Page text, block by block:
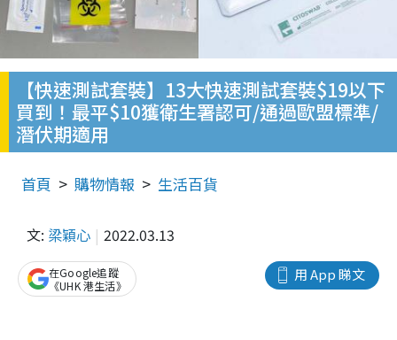
【快速測試套裝】13大快速測試套裝$19以下
買到！最平$10獲衛生署認可/通過歐盟標準/
潛伏期適用
首頁 購物情報 生活百貨
文: 梁穎心 2022.03.13
用 App 睇文
在Google追蹤
《UHK 港生活》